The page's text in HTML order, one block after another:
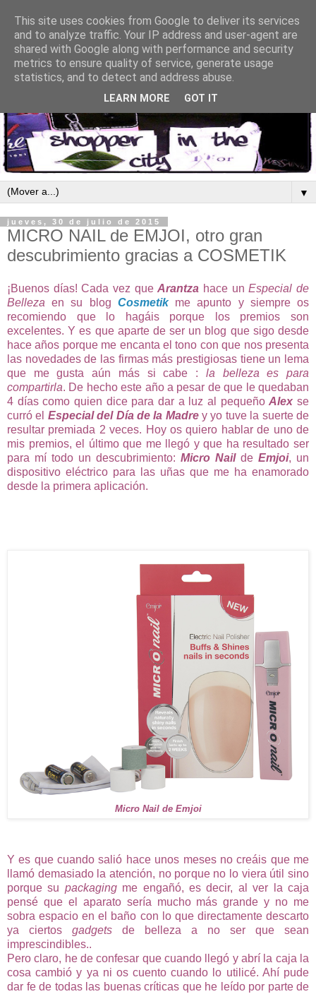
▼
jueves, 30 de julio de 2015
MICRO NAIL de EMJOI, otro gran
descubrimiento gracias a COSMETIK
¡Buenos días! Cada vez queArantza hace unEspecial de
Belleza en su blog Cosmetikme apunto y siempre os
recomiendo que lo hagáis porque los premios son
excelentes. Y es que aparte de ser un blog que sigo desde
hace años porque me encanta el tono con que nos presenta
las novedades de las firmas más prestigiosas tiene un lema
que me gusta aún más si cabe : la belleza es para
compartirla. De hecho este año a pesar de que le quedaban
4 días como quien dice para dar a luz al pequeñoAlex se
curró el Especial del Día de la Madrey yo tuve la suerte de
resultar premiada 2 veces. Hoy os quiero hablar de uno de
mis premios, el último que me llegó y que ha resultado ser
para mí todo un descubrimiento: Micro Nail de Emjoi, un
dispositivo eléctrico para las uñas que me ha enamorado
desde la primera aplicación.
Micro Nail de Emjoi
Y es que cuando salió hace unos meses no creáis que me
llamó demasiado la atención, no porque no lo viera útil sino
porque su packagingme engañó, es decir, al ver la caja
pensé que el aparato sería mucho más grande y no me
sobra espacio en el baño con lo que directamente descarto
ya ciertos gadgets de belleza a no ser que sean
imprescindibles..
Pero claro, he de confesar que cuando llegó y abrí la caja la
cosa cambió y ya ni os cuento cuando lo utilicé. Ahí pude
dar fe de todas las buenas críticas que he leído por parte de
This site uses cookies from Google to deliver its services
and to analyze traffic. Your IP address and user-agent are
shared with Google along with performance and security
metrics to ensure quality of service, generate usage
statistics, and to detect and address abuse.
LEARN MORE GOT IT